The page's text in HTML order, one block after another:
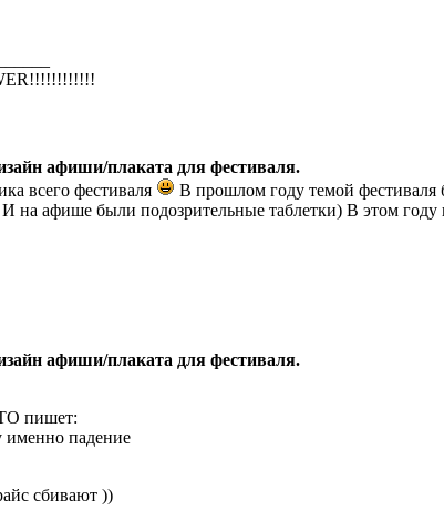
афиши/плаката для фестиваля.
всего фестиваля
В прошлом году темой
на афише были подозрительные таблетки) В этом году
афиши/плаката для фестиваля.
пишет:
именно падение
сбивают ))